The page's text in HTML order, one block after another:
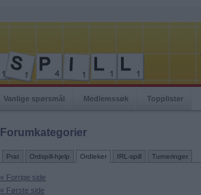
Vanlige spørsmål Medlemssøk Topplister
Forumkategorier
Prat Ordspill-hjelp Ordleker IRL-spill Turneringer
« Forrige side
« Første side